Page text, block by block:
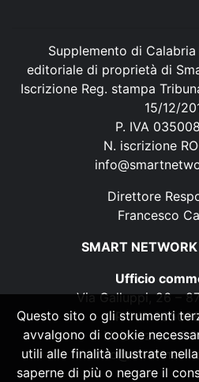
Supplemento di
editoriale di proprietà di
Iscrizione Reg. stampa
15/12/
P. IVA
N. iscrizione
Direttore
Francesco
SMART NETWORK
Ufficio
Via Galluppi, 26 –
P. IVA
N. iscrizione
Questo sito o gli strumenti
avvalgono di cookie
utili alle finalità illustrate
saperne di più o negare il